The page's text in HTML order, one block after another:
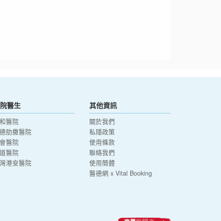
醫生
醫院
肋撒醫院
醫院
醫院
港安醫院
其他資訊
關於我們
私隱政策
使用條款
聯絡我們
使用簡體
醫德網 x Vital Booking